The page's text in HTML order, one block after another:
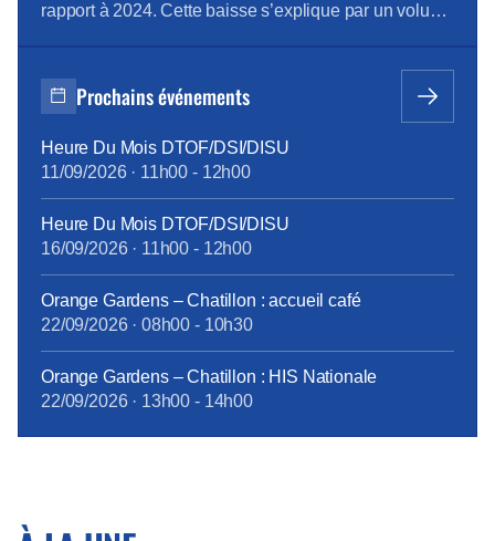
rapport à 2024. Cette baisse s’explique par un volume
On observe par ailleurs un net ralentissement […]
Prochains événements
Heure Du Mois DTOF/DSI/DISU
11/09/2026· 11h00 - 12h00
Heure Du Mois DTOF/DSI/DISU
16/09/2026· 11h00 - 12h00
Orange Gardens – Chatillon : accueil café
22/09/2026· 08h00 - 10h30
Orange Gardens – Chatillon : HIS Nationale
22/09/2026· 13h00 - 14h00